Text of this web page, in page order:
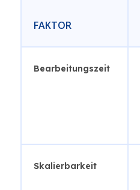
FAKTOR
Bearbeitungszeit
Skalierbarkeit